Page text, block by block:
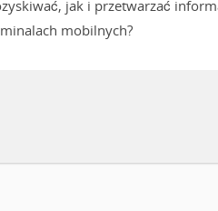
jak i przetwarzać
mobilnych?